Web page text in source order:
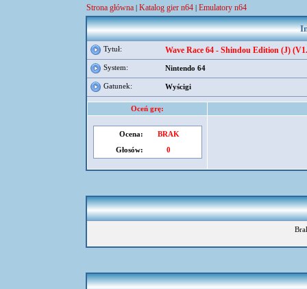
Strona główna | Katalog gier n64 | Emulatory n64
Tytuł: Wave Race 64 - Shindou Edition (J)
System: Nintendo 64
Gatunek: Wyścigi
Oceń grę:
Ocena:
BRAK
Głosów:
0